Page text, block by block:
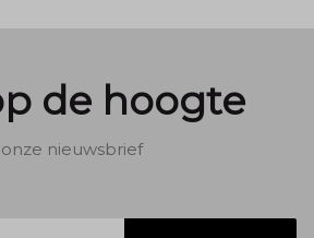
de hoogte
nieuwsbrief